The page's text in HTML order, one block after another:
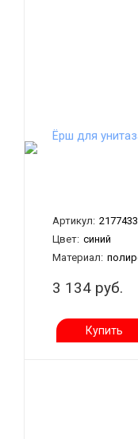
Ёрш для
Артикул: 2177433
Цвет: синий
Материал:
3 134 руб.
Купить